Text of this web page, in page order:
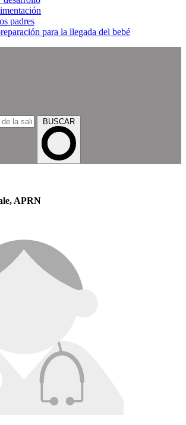
padres
para la llegada del bebé
BUSCAR
APRN